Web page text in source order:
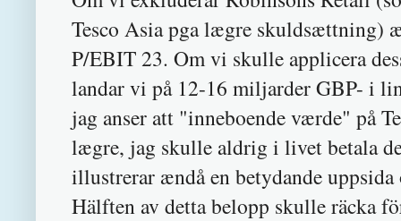
Tesco Asia pga lægre skuldsættning)
P/EBIT 23. Om vi skulle applicera
landar vi på 12-16 miljarder GBP- i
jag anser att "inneboende værde" på
lægre, jag skulle aldrig i livet betala
illustrerar ændå en betydande
Hälften av detta belopp skulle räcka